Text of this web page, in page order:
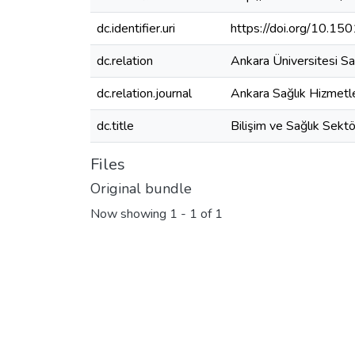
dc.identifier.uri
https://doi.org/
dc.relation
Ankara Üniversitesi
dc.relation.journal
Ankara Sağlık
dc.title
Bilişim ve Sağlık
Files
Original bundle
Now showing 1 - 1 of 1